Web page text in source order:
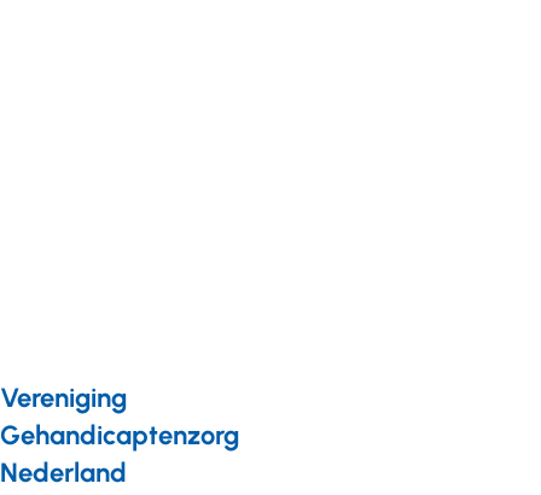
Vereniging
Gehandicaptenzorg
Nederland